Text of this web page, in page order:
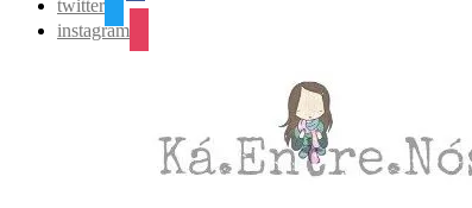
twitter
instagram